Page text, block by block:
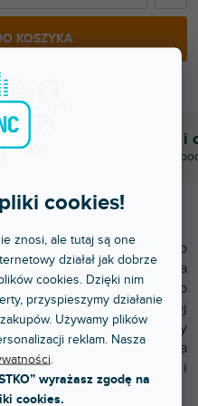
cookies!
znosi, ale tutaj są one
działał jak dobrze
cookies. Dzięki nim
przyspieszymy działanie
Używamy plików
reklam. Nasza
.
wyrażasz zgodę na
cookies.
KOSZYKA
Komunikacja i
Chwalicie nas za
Auto V2
Zoom Auto V2 to
który zapewnia
w ciepłej bieli. Źródło
200 W zapewnia wysokiej
oświetlenia regulowany
10-50° i temperatura
do teatrów, koncertów i